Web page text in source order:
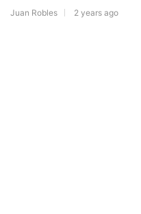
Juan Robles 2 years ago